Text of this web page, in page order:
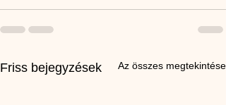
Friss bejegyzések Az összes megtekintése